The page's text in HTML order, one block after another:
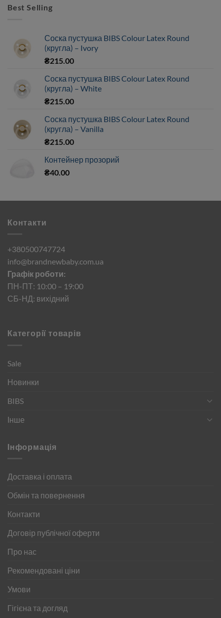
Best Selling
Соска пустушка BIBS Colour Latex Round
(кругла) – Ivory
₴215.00
Соска пустушка BIBS Colour Latex Round
(кругла) – White
₴215.00
Соска пустушка BIBS Colour Latex Round
(кругла) – Vanilla
₴215.00
Контейнер прозорий
₴40.00
Контакти
+380500747724
info@brandnewbaby.com.ua
Графік роботи:
ПН-ПТ: 10:00 – 19:00
СБ-НД: вихідний
Категорії товарів
Sale
Новинки
BIBS
Інше
Інформація
Доставка і оплата
Обмін та повернення
Контакти
Договір публічної оферти
Про нас
Рекомендовані ціни
Умови
Гігієна та догляд